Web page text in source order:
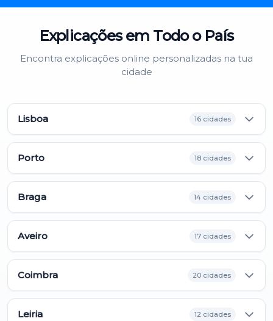
Explicações em Todo o País
Encontra explicações online personalizadas na tua
cidade
Lisboa 16 cidades
Porto 18 cidades
Braga 14 cidades
Aveiro 17 cidades
Coimbra 20 cidades
Leiria 12 cidades